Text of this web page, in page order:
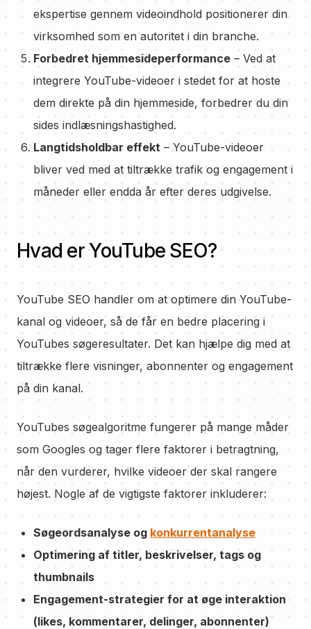
ekspertise gennem videoindhold positionerer din
virksomhed som en autoritet i din branche.
Forbedret hjemmesideperformance – Ved at
integrere YouTube-videoer i stedet for at hoste
dem direkte på din hjemmeside, forbedrer du din
sides indlæsningshastighed.
Langtidsholdbar effekt – YouTube-videoer
bliver ved med at tiltrække trafik og engagement i
måneder eller endda år efter deres udgivelse.
Hvad er YouTube SEO?
YouTube SEO handler om at optimere din YouTube-
kanal og videoer, så de får en bedre placering i
YouTubes søgeresultater. Det kan hjælpe dig med at
tiltrække flere visninger, abonnenter og engagement
på din kanal.
YouTubes søgealgoritme fungerer på mange måder
som Googles og tager flere faktorer i betragtning,
når den vurderer, hvilke videoer der skal rangere
højest. Nogle af de vigtigste faktorer inkluderer:
Søgeordsanalyse og konkurrentanalyse
Optimering af titler, beskrivelser, tags og
thumbnails
Engagement-strategier for at øge interaktion
(likes, kommentarer, delinger, abonnenter)